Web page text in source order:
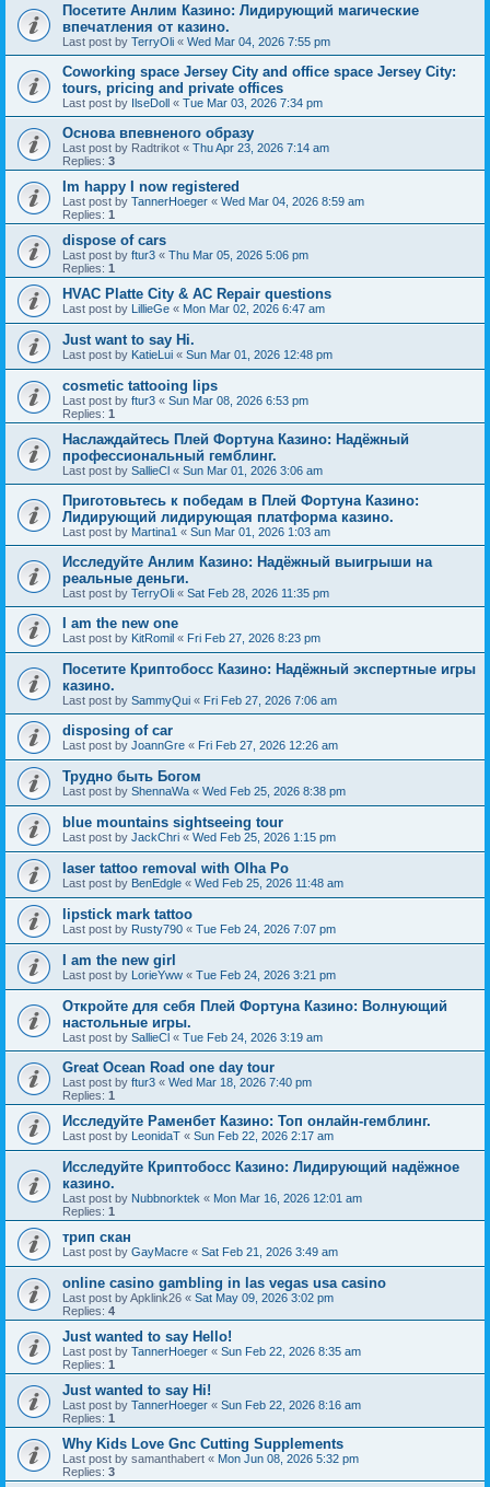
Посетите Анлим Казино: Лидирующий магические
впечатления от казино.
Last post by TerryOli « Wed Mar 04, 2026 7:55 pm
Coworking space Jersey City and office space Jersey City:
tours, pricing and private offices
Last post by IlseDoll « Tue Mar 03, 2026 7:34 pm
Основа впевненого образу
Last post by Radtrikot « Thu Apr 23, 2026 7:14 am
Replies: 3
Im happy I now registered
Last post by TannerHoeger « Wed Mar 04, 2026 8:59 am
Replies: 1
dispose of cars
Last post by ftur3 « Thu Mar 05, 2026 5:06 pm
Replies: 1
HVAC Platte City & AC Repair questions
Last post by LillieGe « Mon Mar 02, 2026 6:47 am
Just want to say Hi.
Last post by KatieLui « Sun Mar 01, 2026 12:48 pm
cosmetic tattooing lips
Last post by ftur3 « Sun Mar 08, 2026 6:53 pm
Replies: 1
Наслаждайтесь Плей Фортуна Казино: Надёжный
профессиональный гемблинг.
Last post by SallieCl « Sun Mar 01, 2026 3:06 am
Приготовьтесь к победам в Плей Фортуна Казино:
Лидирующий лидирующая платформа казино.
Last post by Martina1 « Sun Mar 01, 2026 1:03 am
Исследуйте Анлим Казино: Надёжный выигрыши на
реальные деньги.
Last post by TerryOli « Sat Feb 28, 2026 11:35 pm
I am the new one
Last post by KitRomil « Fri Feb 27, 2026 8:23 pm
Посетите Криптобосс Казино: Надёжный экспертные игры
казино.
Last post by SammyQui « Fri Feb 27, 2026 7:06 am
disposing of car
Last post by JoannGre « Fri Feb 27, 2026 12:26 am
Трудно быть Богом
Last post by ShennaWa « Wed Feb 25, 2026 8:38 pm
blue mountains sightseeing tour
Last post by JackChri « Wed Feb 25, 2026 1:15 pm
laser tattoo removal with Olha Po
Last post by BenEdgle « Wed Feb 25, 2026 11:48 am
lipstick mark tattoo
Last post by Rusty790 « Tue Feb 24, 2026 7:07 pm
I am the new girl
Last post by LorieYww « Tue Feb 24, 2026 3:21 pm
Откройте для себя Плей Фортуна Казино: Волнующий
настольные игры.
Last post by SallieCl « Tue Feb 24, 2026 3:19 am
Great Ocean Road one day tour
Last post by ftur3 « Wed Mar 18, 2026 7:40 pm
Replies: 1
Исследуйте Раменбет Казино: Топ онлайн-гемблинг.
Last post by LeonidaT « Sun Feb 22, 2026 2:17 am
Исследуйте Криптобосс Казино: Лидирующий надёжное
казино.
Last post by Nubbnorktek « Mon Mar 16, 2026 12:01 am
Replies: 1
трип скан
Last post by GayMacre « Sat Feb 21, 2026 3:49 am
online casino gambling in las vegas usa casino
Last post byApklink26 « Sat May 09, 2026 3:02 pm
Replies: 4
Just wanted to say Hello!
Last post by TannerHoeger « Sun Feb 22, 2026 8:35 am
Replies: 1
Just wanted to say Hi!
Last post by TannerHoeger « Sun Feb 22, 2026 8:16 am
Replies: 1
Why Kids Love Gnc Cutting Supplements
Last post by samanthabert « Mon Jun 08, 2026 5:32 pm
Replies: 3